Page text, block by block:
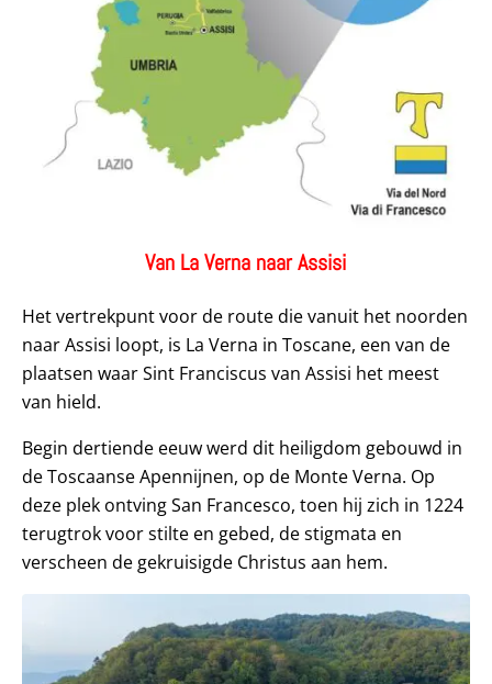
Van La Verna naar Assisi
Het vertrekpunt voor de route die vanuit het noorden
naar Assisi loopt, is La Verna in Toscane, een van de
plaatsen waar Sint Franciscus van Assisi het meest
van hield.
Begin dertiende eeuw werd dit heiligdom gebouwd in
de Toscaanse Apennijnen, op de Monte Verna. Op
deze plek ontving San Francesco, toen hij zich in 1224
terugtrok voor stilte en gebed, de stigmata en
verscheen de gekruisigde Christus aan hem.